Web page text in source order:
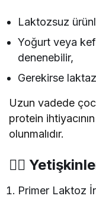
Laktozsuz
Yoğurt veya
denenebilir,
Gerekirse
Uzun vadede
protein
olunmalıdır.
👨‍⚕️
Primer Laktoz